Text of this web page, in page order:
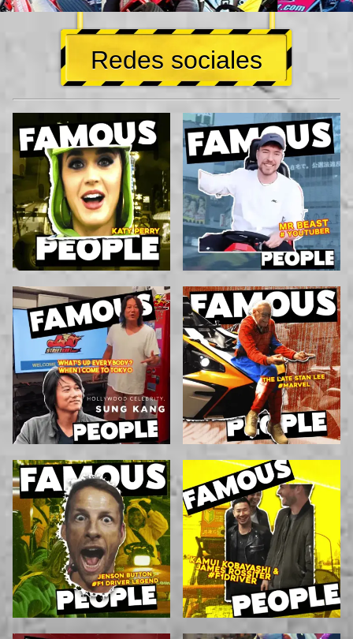
Redes sociales